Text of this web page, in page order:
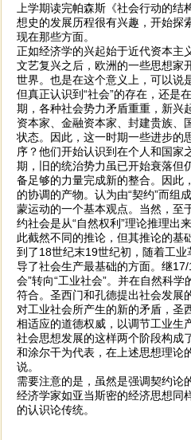
上学期读完帕森斯《社会行动的
想史的发展历程很有兴趣，开始探
现在那些方面。
正如经济学的兴起始于近代资本主
文艺复兴之后，欧洲的一些思想家
世界。也是在这个意义上，可以说
但真正认识到“社会”的存在，还是
期，各种社会势力矛盾重重，新兴
资本家、金融资本家、封建贵族、
状态。因此，这一时期一些进步的
序？他们开始认识到在个人和国家
期，旧的统治势力虽已开始衰落但
备足够的力量完成新的整合。因此
的协调的产物。认为由“契约”而组
蒙运动的一个基本观点。当然，至
约社会是从“自然权利”理论推理出
此截然不同的推论，但其推论的基
到了18世纪末19世纪初，随着工
导了社会生产最基础的方面。继
会”转向“工业社会”。并在自然科
符合。圣西门和孔德提出社会发
对工业社会所产生的新的矛盾，圣
相适应的道德权威，以调节工业生
社会思想发展的这样两个阶段构成
和涂尔干为代表，在上述思想理论
说。
需要注意的是，虽然是强调契约论
经济学家如亚当斯密的经济思想同
的认识论传统。